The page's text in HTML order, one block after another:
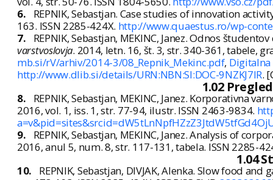
6.
REPNIK, Sebastjan. Case studies of innovation
163. ISSN 2285-424X. http://www.quaestus.ro/wp-
7.
REPNIK, Sebastjan, MEKINC, Janez. Odnos
varstvoslovja. 2014, letn. 16, št. 3, str. 340-361, tabele,
mb.si/rV/arhiv/2014-3/08_Repnik_Mekinc.pdf, Digitalna
http://www.dlib.si/details/URN:NBN:SI:DOC-9NZKJ7IR.
1.02
8.
REPNIK, Sebastjan, MEKINC, Janez. Korporativna
2016, vol. 1, iss. 1, str. 77-94, ilustr. ISSN 2463-9834.
9.
REPNIK, Sebastjan, MEKINC, Janez. Analysis of
2016, anul 5, num. 8, str. 117-131, tabela. ISSN 2285-
1.04
10.
REPNIK, Sebastjan, DIVJAK, Alenka. Slow food